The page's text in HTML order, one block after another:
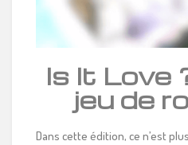
Is It Love
jeu de
Dans cette édition, ce n’est